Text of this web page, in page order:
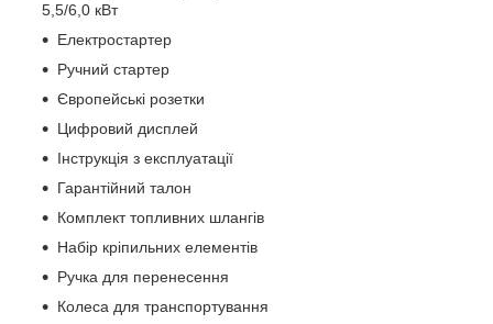
5,5/6,0 кВт
Електростартер
Ручний стартер
Європейські розетки
Цифровий дисплей
Інструкція з експлуатації
Гарантійний талон
Комплект топливних шлангів
Набір кріпильних елементів
Ручка для перенесення
Колеса для транспортування